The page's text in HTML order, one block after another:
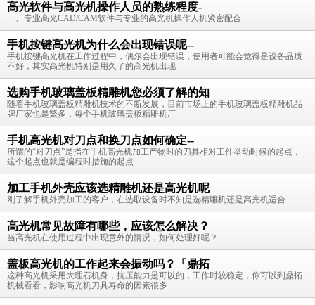
高光软件与高光机操作人员的熟练程度-
一、专业高光CAD/CAM软件与专业的高光机操作人机紧密配合
手机按键高光机为什么会出现错误呢--
手机按键高光机在工作过程中，偶尔会出现错误，使用者可能会觉得是设备品质
不好，其实高光机特别是用久了的高光机出现
选购手机玻璃盖板精雕机您必须了解的知
随着手机玻璃盖板精雕机技术的不断发展，目前市场上的手机玻璃盖板精雕机品
牌厂家也是繁多，每个手机玻璃盖板精雕机厂
手机高光机对刀点和换刀点如何确定--
所谓的“对刀点”是指在手机高光机加工产物时的刀具相对工件举动时候的起点，
这个起点也就是编程时措施的起点
加工手机外壳应该选精雕机还是高光机呢
刚了解手机外壳加工的客户，在选取设备时不知是选精雕机还是高光机适合
高光机常见故障有哪些，应该怎么解决？
当高光机在使用过程中出现意外的情况，如何处理好呢？
盖板高光机的工作起来会振动吗？「鼎拓
这种高光机采用大理石机身，抗压能力是可以的，工作时较稳定，你可以到鼎拓
机械看看，影响高光机刀具寿命的因素很多